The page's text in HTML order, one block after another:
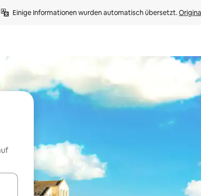
Einige Informationen wurden automatisch übersetzt.
Pfeiltasten nach oben und unten oder erkunde die